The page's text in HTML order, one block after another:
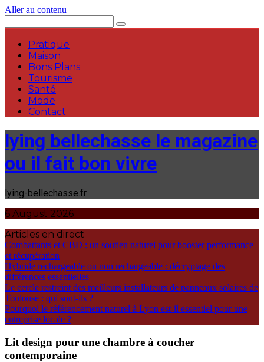
Aller au contenu
Pratique
Maison
Bons Plans
Tourisme
Santé
Mode
Contact
lying bellechasse le magazine
ou il fait bon vivre
lying-bellechasse.fr
6 August 2026
Articles en direct
Combattants et CBD : un soutien naturel pour booster performance
et récupération
Hybride rechargeable ou non rechargeable : décryptage des
différences essentielles
Le cercle restreint des meilleurs installateurs de panneaux solaires de
Toulouse : qui sont-ils ?
Pourquoi le référencement naturel à Lyon est-il essentiel pour une
entreprise locale ?
Lit design pour une chambre à coucher
contemporaine